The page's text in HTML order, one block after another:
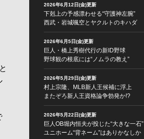
2026年6月12日(金)更新
下剋上の予感漂わせる“守護神左腕”
西武・岩城颯空とヤクルトのキハダ
2026年6月5日(金)更新
巨人・橋上秀樹代行の新ID野球
野球観の根底には“ノムラの教え”
2026年5月29日(金)更新
村上宗隆、MLB新人王候補に浮上
またぞろ新人王資格論争勃発か!?
2026年5月22日(金)更新
巨人OB堀内恒夫が投じた“大きな一石”
ユニホーム“背ネーム”はありかなしか